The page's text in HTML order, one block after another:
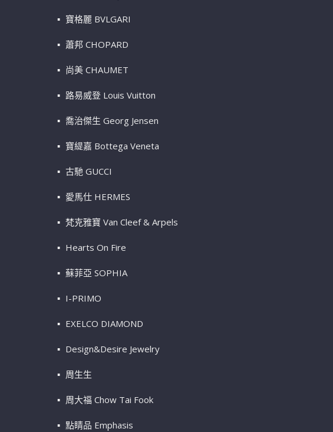
寶格麗 BVLGARI
蕭邦 CHOPARD
尚美 CHAUMET
路易威登 Louis Vuitton
喬治傑生 Georg Jensen
寶緹嘉 Bottega Veneta
古馳 GUCCI
愛馬仕 HERMES
梵克雅寶 Van Cleef & Arpels
Hearts On Fire
蘇菲亞 SOPHIA
I-PRIMO
EXELCO DIAMOND
Design&Desire Jewelry
周生生
周大福 Chow Tai Fook
點睛品 Emphasis